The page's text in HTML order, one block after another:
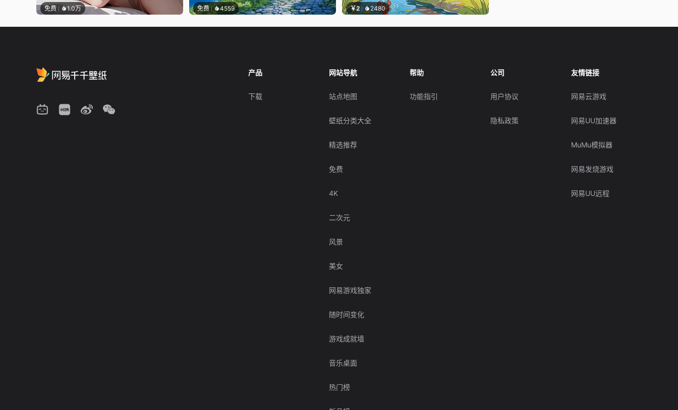
免费 1.0万 免费 4559 ￥2 2480
产品
下载
网站导航
站点地图
壁纸分类大全
精选推荐
免费
4K
二次元
风景
美女
网易游戏独家
随时间变化
游戏成就墙
音乐桌面
热门榜
帮助
功能指引
公司
用户协议
隐私政策
友情链接
网易云游戏
网易UU加速器
MuMu模拟器
网易发烧游戏
网易UU远程